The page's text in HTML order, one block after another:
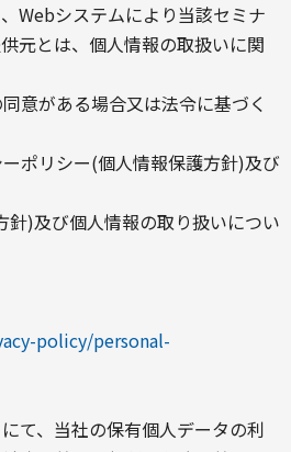
Webシステムにより当該セミナ
元とは、個人情報の取扱いに関
意がある場合又は法令に基づく
ポリシー(個人情報保護方針)及び
)及び個人情報の取り扱いについ
policy/personal-
て、当社の保有個人データの利